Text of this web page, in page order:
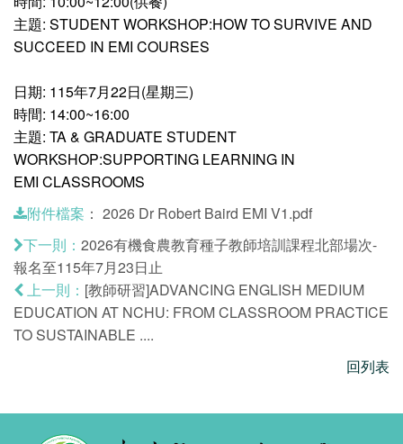
主題: STUDENT WORKSHOP:HOW TO SURVIVE AND
SUCCEED IN EMI COURSES
日期: 115年7月22日(星期三)
時間: 14:00~16:00
主題: TA & GRADUATE STUDENT
WORKSHOP:SUPPORTING LEARNING IN
EMI CLASSROOMS
附件檔案 ： 2026 Dr Robert Baird EMI V1.pdf
下一則： 2026有機食農教育種子教師培訓課程北部場次-
報名至115年7月23日止
上一則： [教師研習]ADVANCING ENGLISH MEDIUM
EDUCATION AT NCHU: FROM CLASSROOM PRACTICE
TO SUSTAINABLE ....
回列表